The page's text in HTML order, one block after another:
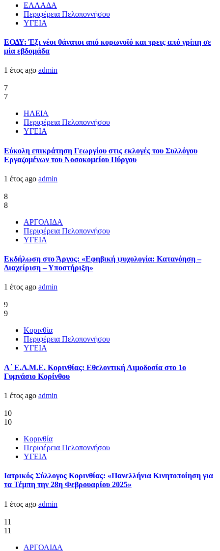
ΕΛΛΑΔΑ
Περιφέρεια Πελοποννήσου
ΥΓΕΙΑ
ΕΟΔΥ: Έξι νέοι θάνατοι από κορωνοϊό και τρεις από γρίπη σε
μία εβδομάδα
1 έτος ago admin
7
7
ΗΛΕΙΑ
Περιφέρεια Πελοποννήσου
ΥΓΕΙΑ
Εύκολη επικράτηση Γεωργίου στις εκλογές του Συλλόγου
Εργαζομένων του Νοσοκομείου Πύργου
1 έτος ago admin
8
8
ΑΡΓΟΛΙΔΑ
Περιφέρεια Πελοποννήσου
ΥΓΕΙΑ
Εκδήλωση στο Άργος: «Εφηβική ψυχολογία: Κατανόηση –
Διαχείριση – Υποστήριξη»
1 έτος ago admin
9
9
Κορινθία
Περιφέρεια Πελοποννήσου
ΥΓΕΙΑ
Α΄ Ε.Λ.Μ.Ε. Κορινθίας: Εθελοντική Αιμοδοσία στο 1ο
Γυμνάσιο Κορίνθου
1 έτος ago admin
10
10
Κορινθία
Περιφέρεια Πελοποννήσου
ΥΓΕΙΑ
Ιατρικός Σύλλογος Κορινθίας: «Πανελλήνια Κινητοποίηση για
τα Τέμπη την 28η Φεβρουαρίου 2025»
1 έτος ago admin
11
11
ΑΡΓΟΛΙΔΑ